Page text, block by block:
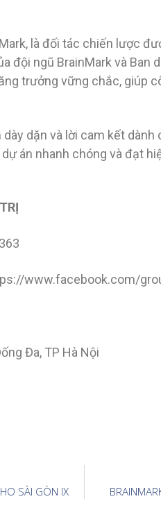
là đối tác chiến lược
ngũ BrainMark và Ban
trưởng vững chắc, giúp
dặn và lời cam kết
án nhanh chóng và đạt
www.facebook.com/
Đa, TP Hà Nội
SÀI GÒN IX